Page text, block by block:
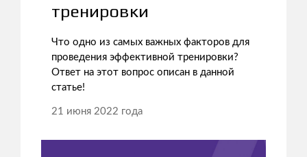
тренировки
Что одно из самых важных факторов для
проведения эффективной тренировки?
Ответ на этот вопрос описан в данной
статье!
21 июня 2022 года